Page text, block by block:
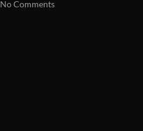
No Comments